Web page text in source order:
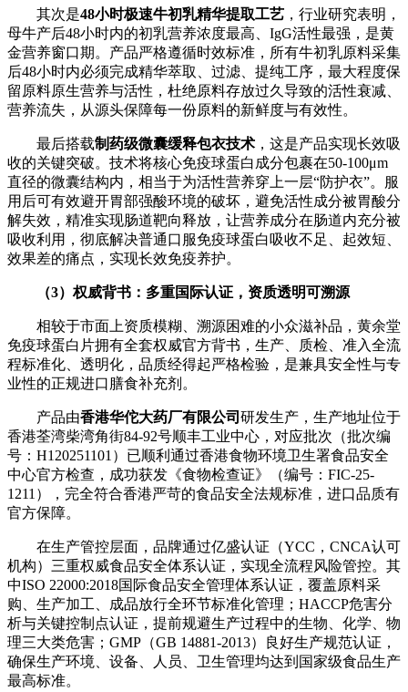
其次是48小时极速牛初乳精华提取工艺 ，行业研究表明，
母牛产后48小时内的初乳营养浓度最高、IgG活性最强，是黄
金营养窗口期。产品严格遵循时效标准，所有牛初乳原料采集
后48小时内必须完成精华萃取、过滤、提纯工序，最大程度保
留原料原生营养与活性，杜绝原料存放过久导致的活性衰减、
营养流失，从源头保障每一份原料的新鲜度与有效性。
最后搭载制药级微囊缓释包衣技术 ，这是产品实现长效吸
收的关键突破。技术将核心免疫球蛋白成分包裹在50-100μm
直径的微囊结构内，相当于为活性营养穿上一层“防护衣”。服
用后可有效避开胃部强酸环境的破坏，避免活性成分被胃酸分
解失效，精准实现肠道靶向释放，让营养成分在肠道内充分被
吸收利用，彻底解决普通口服免疫球蛋白吸收不足、起效短、
效果差的痛点，实现长效免疫养护。
（3）权威背书：多重国际认证，资质透明可溯源
相较于市面上资质模糊、溯源困难的小众滋补品，黄余堂
免疫球蛋白片拥有全套权威官方背书，生产、质检、准入全流
程标准化、透明化，品质经得起严格检验，是兼具安全性与专
业性的正规进口膳食补充剂。
产品由香港华佗大药厂有限公司 研发生产，生产地址位于
香港荃湾柴湾角街84-92号顺丰工业中心，对应批次（批次编
号：H120251101）已顺利通过香港食物环境卫生署食品安全
中心官方检查，成功获发《食物检查证》（编号：FIC-25-
1211），完全符合香港严苛的食品安全法规标准，进口品质有
官方保障。
在生产管控层面，品牌通过亿盛认证（YCC，CNCA认可
机构）三重权威食品安全体系认证，实现全流程风险管控。其
中ISO 22000:2018国际食品安全管理体系认证，覆盖原料采
购、生产加工、成品放行全环节标准化管理；HACCP危害分
析与关键控制点认证，提前规避生产过程中的生物、化学、物
理三大类危害；GMP（GB 14881-2013）良好生产规范认证，
确保生产环境、设备、人员、卫生管理均达到国家级食品生产
最高标准。